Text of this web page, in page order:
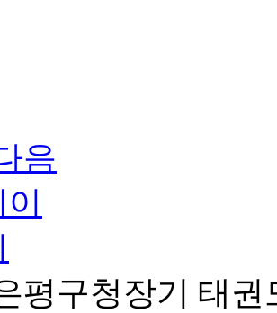
평구청장기 태권